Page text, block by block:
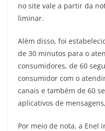
no site vale a partir da
liminar.
Além disso, foi
de 30 minutos para o
consumidores, de 60
consumidor com o
canais e também de 60
aplicativos de
Por meio de nota, a Enel